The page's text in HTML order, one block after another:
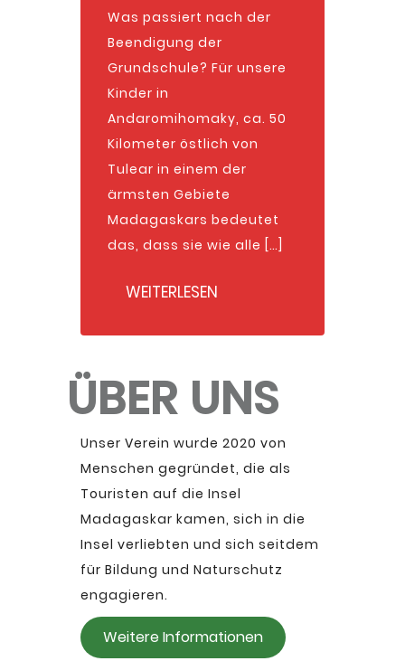
Was passiert nach der
Beendigung der
Grundschule? Für unsere
Kinder in
Andaromihomaky, ca. 50
Kilometer östlich von
Tulear in einem der
ärmsten Gebiete
Madagaskars bedeutet
das, dass sie wie alle […]
WEITERLESEN
ÜBER UNS
Unser Verein wurde 2020 von
Menschen gegründet, die als
Touristen auf die Insel
Madagaskar kamen, sich in die
Insel verliebten und sich seitdem
für Bildung und Naturschutz
engagieren.
Weitere Informationen